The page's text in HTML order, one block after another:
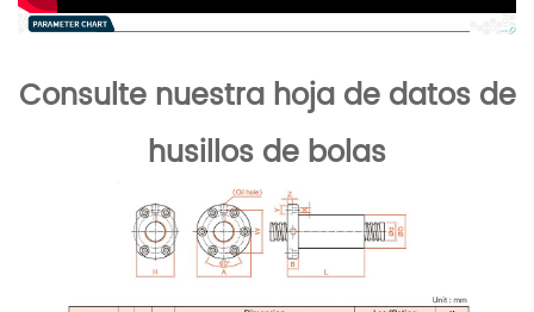
Consulte nuestra hoja de datos de
husillos de bolas